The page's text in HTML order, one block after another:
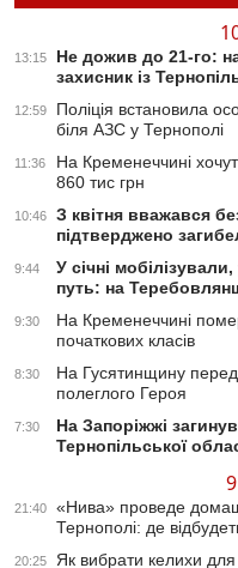
13:15
Не дожив до 21-го:
захисник із
12:59
Поліція встановила
біля АЗС у Тернополі
11:36
На Кременеччині
860 тис грн
10:46
З квітня вважався
підтверджено
9:44
У січні
путь: на
9:30
На Кременеччині
початкових класів
8:30
На Гусятинщину
полеглого Героя
7:30
На Запоріжжі
Тернопільської
21:40
«Нива» проведе
Тернополі: де
20:25 Як вибрати келихи для